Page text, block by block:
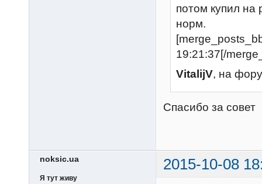
потом купил на
норм.
19:21:37[/
VitalijV, на
Спасибо за совет
noksic.ua 2015-10-08
Я тут живу